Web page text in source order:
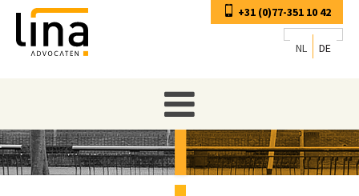
+31 (0)77-351 10 42
NL DE